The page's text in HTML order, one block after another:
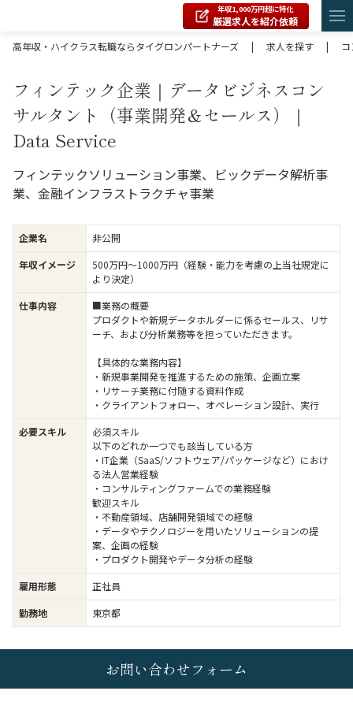
年収1,000万円超に特化
厳選求人を紹介依頼
高年収・ハイクラス転職ならタイグロンパートナーズ
| 求人を探す |
フィンテック企業｜データビジネスコン
サルタント（事業開発＆セールス）｜
Data Service
フィンテックソリューション事業、ビックデータ解析事
業、金融インフラストラクチャ事業
企業名
非公開
年収イメージ
500万円〜1000万円（経験・能力を考慮の上当社規定に
より決定）
仕事内容
■業務の概要
プロダクトや新規データホルダーに係るセールス、リサ
ーチ、および分析業務等を担っていただきます。
【具体的な業務内容】
・新規事業開発を推進するための施策、企画立案
・リサーチ業務に付随する資料作成
・クライアントフォロー、オペレーション設計、実行
必要スキル
必須スキル
以下のどれか一つでも該当している方
・IT企業（SaaS/ソフトウェア/パッケージなど）におけ
る法人営業経験
・コンサルティングファームでの業務経験
歓迎スキル
・不動産領域、店舗開発領域での経験
・データやテクノロジーを用いたソリューションの提
案、企画の経験
・プロダクト開発やデータ分析の経験
雇用形態
正社員
勤務地
東京都
お問い合わせフォーム